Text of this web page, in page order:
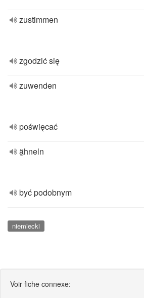
zustimmen
zgodzić się
zuwenden
poświęcać
ä̱hneln
być podobnym
niemiecki
Voir fiche connexe: